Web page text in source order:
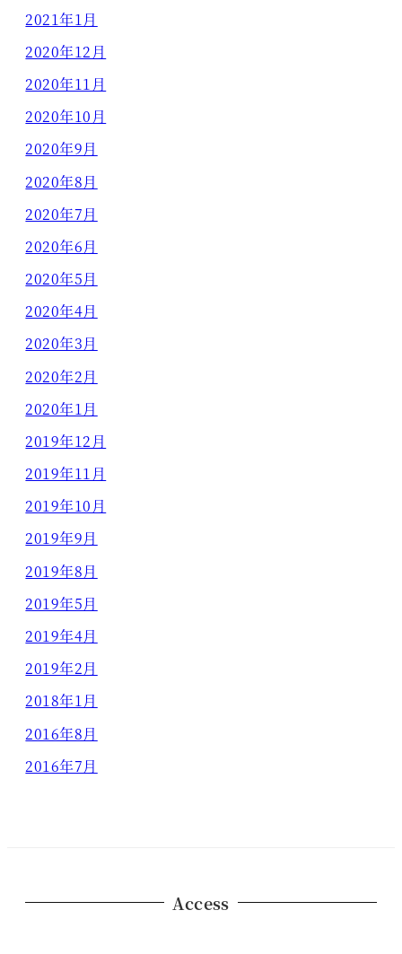
2021年1月
2020年12月
2020年11月
2020年10月
2020年9月
2020年8月
2020年7月
2020年6月
2020年5月
2020年4月
2020年3月
2020年2月
2020年1月
2019年12月
2019年11月
2019年10月
2019年9月
2019年8月
2019年5月
2019年4月
2019年2月
2018年1月
2016年8月
2016年7月
Access